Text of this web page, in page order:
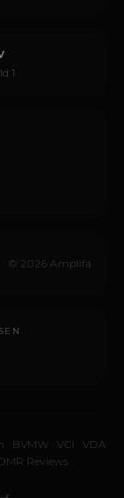
1
© 2026 Amplifa
BVMW· VCI
VDA
Reviews